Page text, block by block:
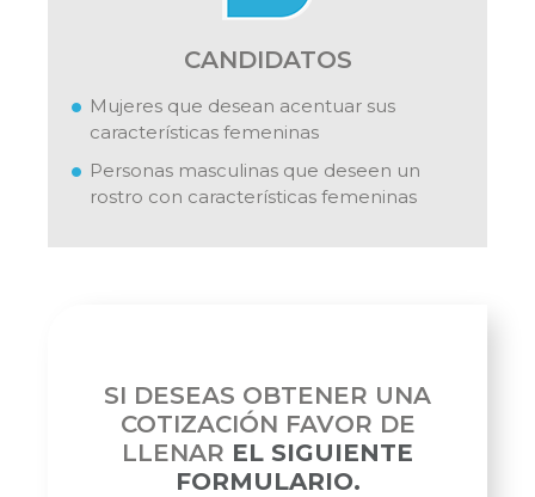
CANDIDATOS
Mujeres que desean acentuar sus
características femeninas
Personas masculinas que deseen un
rostro con características femeninas
SI DESEAS OBTENER UNA
COTIZACIÓN FAVOR DE
LLENAR EL SIGUIENTE
FORMULARIO.